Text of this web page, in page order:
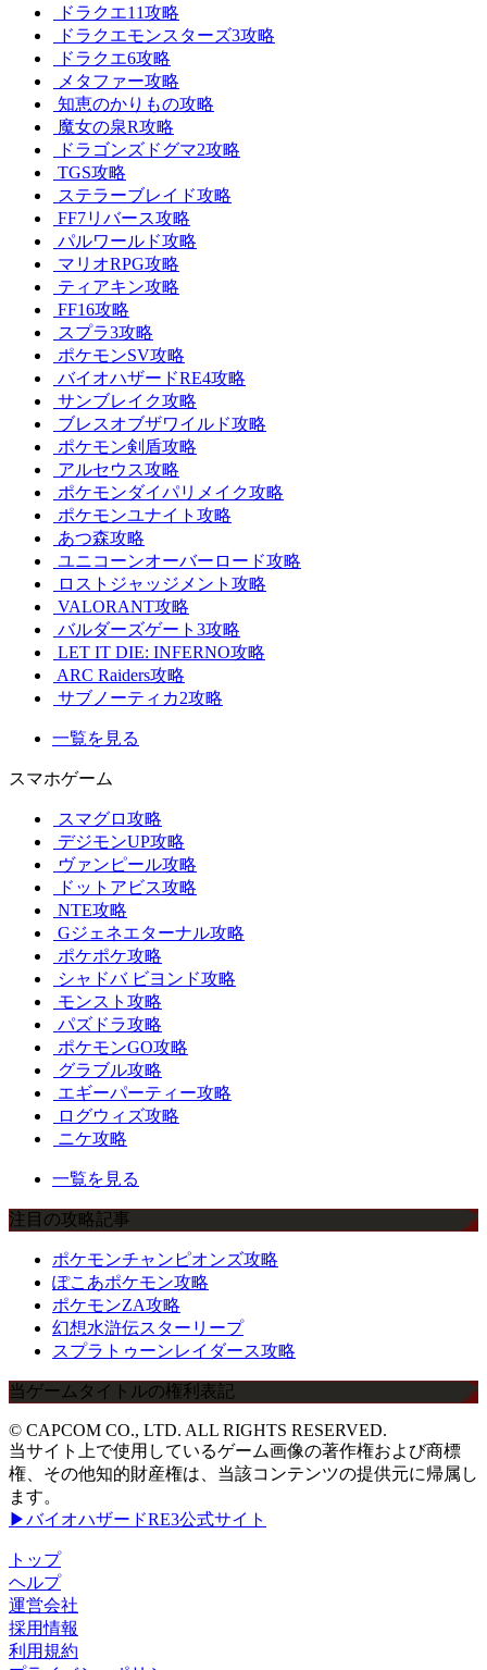
ドラクエ11攻略
ドラクエモンスターズ3攻略
ドラクエ6攻略
メタファー攻略
知恵のかりもの攻略
魔女の泉R攻略
ドラゴンズドグマ2攻略
TGS攻略
ステラーブレイド攻略
FF7リバース攻略
パルワールド攻略
マリオRPG攻略
ティアキン攻略
FF16攻略
スプラ3攻略
ポケモンSV攻略
バイオハザードRE4攻略
サンブレイク攻略
ブレスオブザワイルド攻略
ポケモン剣盾攻略
アルセウス攻略
ポケモンダイパリメイク攻略
ポケモンユナイト攻略
あつ森攻略
ユニコーンオーバーロード攻略
ロストジャッジメント攻略
VALORANT攻略
バルダーズゲート3攻略
LET IT DIE: INFERNO攻略
ARC Raiders攻略
サブノーティカ2攻略
一覧を見る
スマホゲーム
スマグロ攻略
デジモンUP攻略
ヴァンピール攻略
ドットアビス攻略
NTE攻略
Gジェネエターナル攻略
ポケポケ攻略
シャドバ ビヨンド攻略
モンスト攻略
パズドラ攻略
ポケモンGO攻略
グラブル攻略
エギーパーティー攻略
ログウィズ攻略
ニケ攻略
一覧を見る
注目の攻略記事
ポケモンチャンピオンズ攻略
ぽこあポケモン攻略
ポケモンZA攻略
幻想水滸伝スターリープ
スプラトゥーンレイダース攻略
当ゲームタイトルの権利表記
© CAPCOM CO., LTD. ALL RIGHTS RESERVED.
当サイト上で使用しているゲーム画像の著作権および商標
権、その他知的財産権は、当該コンテンツの提供元に帰属し
ます。
▶バイオハザードRE3公式サイト
トップ
ヘルプ
運営会社
採用情報
利用規約